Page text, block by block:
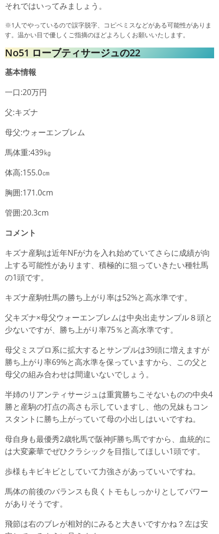
それではいってみましょう。
※1人でやっているので誤字脱字、コピペミスなどがある可能性がありま
す。温かい目で優しくご指摘のほどよろしくお願いいたします。
No51 ローブティサージュの22
基本情報
一口:20万円
父:キズナ
母父:ウォーエンブレム
馬体重:439㎏
体高:155.0㎝
胸囲:171.0cm
管囲:20.3cm
コメント
キズナ産駒は近年NFが力を入れ始めていてさらに成績が向
上する可能性があります、積極的に狙っていきたい種牡馬
の1頭です。
キズナ産駒牡馬の勝ち上がり率は52%と高水準です。
父キズナ×母父ウォーエンブレムは中央出走サンプル８頭と
少ないですが、勝ち上がり率75％と高水準です。
母父ミスプロ系に拡大するとサンプルは39頭に増えますが
勝ち上がり率69%と高水準を保っていますから、この父と
母父の組み合わせは間違いないでしょう。
半姉のリアンティサージュは重賞勝ちこそないものの中央4
勝と産駒の打点の高さも示していますし、他の兄妹もコン
スタントに勝ち上がっていて母の小出しはいいですね。
母自身も最優秀2歳牝馬で阪神JF勝ち馬ですから、血統的に
は大変豪華でぜひクラシックを目指してほしい1頭です。
歩様もキビキビとしていて力強さがあっていいですね。
馬体の前後のバランスも良くトモもしっかりとしてパワー
がありそうです。
飛節は右のブレが相対的にみると大きいですかね？左は安